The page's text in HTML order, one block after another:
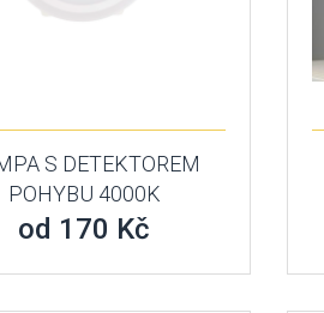
S DETEKTOREM
POHYBU 4000K
od 170 Kč